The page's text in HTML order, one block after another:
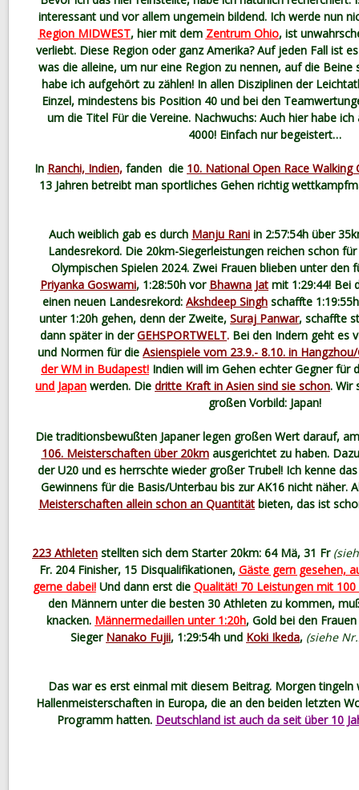
interessant und vor allem ungemein bildend. Ich werde nun
Region MIDWEST, hier mit dem Zentrum Ohio, ist
verliebt. Diese Region oder ganz Amerika? Auf jeden Fall ist
was die alleine, um nur eine Region zu nennen, auf die Beine
habe ich aufgehört zu zählen! In allen Disziplinen der
Einzel, mindestens bis Position 40 und bei den
um die Titel Für die Vereine. Nachwuchs: Auch hier habe
4000! Einfach nur begeistert…
In Ranchi, Indien, fanden die 10. National Open Race Walking
13 Jahren betreibt man sportliches Gehen richtig
Auch weiblich gab es durch Manju Rani in 2:57:54h über
Landesrekord. Die 20km-Siegerleistungen reichen schon
Olympischen Spielen 2024. Zwei Frauen blieben unter den
Priyanka Goswami, 1:28:50h vor Bhawna Jat mit 1:29:44! Bei
einen neuen Landesrekord: Akshdeep Singh schaffte
unter 1:20h gehen, denn der Zweite, Suraj Panwar, schaffte
dann später in derGEHSPORTWELT. Bei den Indern geht es
und Normen für die Asienspiele vom 23.9.- 8.10. in
der WM in Budapest! Indien will im Gehen echter Gegner für
und Japan werden. Die dritte Kraft in Asien sind sie schon. Wir
großen Vorbild: Japan!
Die traditionsbewußten Japaner legen großen Wert darauf,
106. Meisterschaften über 20kmausgerichtet zu haben.
der U20 und es herrschte wieder großer Trubel! Ich kenne
Gewinnens für die Basis/Unterbau bis zur AK16 nicht näher.
Meisterschaften allein schon an Quantität bieten, das ist
223 Athleten stellten sich dem Starter 20km: 64 Mä, 31 Fr
Fr. 204 Finisher, 15 Disqualifikationen, Gäste gern gesehen,
gerne dabei!Und dann erst die Qualität! 70 Leistungen mit
den Männern unter die besten 30 Athleten zu kommen,
knacken. Männermedaillen unter 1:20h, Gold bei den
Sieger Nanako Fujii, 1:29:54h und Koki Ikeda, (siehe
Das war es erst einmal mit diesem Beitrag. Morgen tingeln
Hallenmeisterschaften in Europa, die an den beiden letzten
Programm hatten. Deutschland ist auch da seit über 10